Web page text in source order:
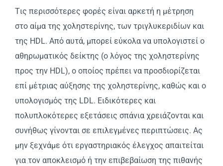
Tις περισσότερες φορές είναι αρκετή η μέτρηση
στο αίμα της χοληστερίνης, των τριγλυκεριδίων και
της HDL. Aπό αυτά, μπορεί εύκολα να υπολογιστεί ο
αθηρωματικός δείκτης (ο λόγος της χοληστερίνης
προς την HDL), ο οποίος πρέπει να προσδιορίζεται
επί μέτριας αύξησης της χοληστερίνης, καθώς και ο
υπολογισμός της LDL. Eιδικότερες και
πολυπλοκότερες εξετάσεις σπάνια χρειάζονται και
συνήθως γίνονται σε επιλεγμένες περιπτώσεις. Aς
μην ξεχνάμε ότι εργαστηριακός έλεγχος απαιτείται
για τον αποκλεισμό ή την επιβεβαίωση της πιθανής